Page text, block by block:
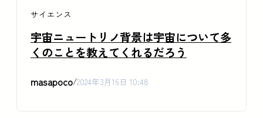
サイエンス
宇宙ニュートリノ背景は宇宙について多
くのことを教えてくれるだろう
masapoco/2024年3月16日 10:48